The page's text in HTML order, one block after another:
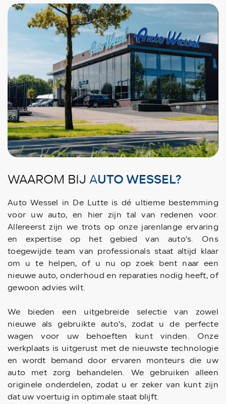
WAAROM BIJ AUTO WESSEL?
Auto Wessel in De Lutte is dé ultieme bestemming
voor uw auto, en hier zijn tal van redenen voor.
Allereerst zijn we trots op onze jarenlange ervaring
en expertise op het gebied van auto's. Ons
toegewijde team van professionals staat altijd klaar
om u te helpen, of u nu op zoek bent naar een
nieuwe auto, onderhoud en reparaties nodig heeft, of
gewoon advies wilt.
We bieden een uitgebreide selectie van zowel
nieuwe als gebruikte auto's, zodat u de perfecte
wagen voor uw behoeften kunt vinden. Onze
werkplaats is uitgerust met de nieuwste technologie
en wordt bemand door ervaren monteurs die uw
auto met zorg behandelen. We gebruiken alleen
originele onderdelen, zodat u er zeker van kunt zijn
dat uw voertuig in optimale staat blijft.